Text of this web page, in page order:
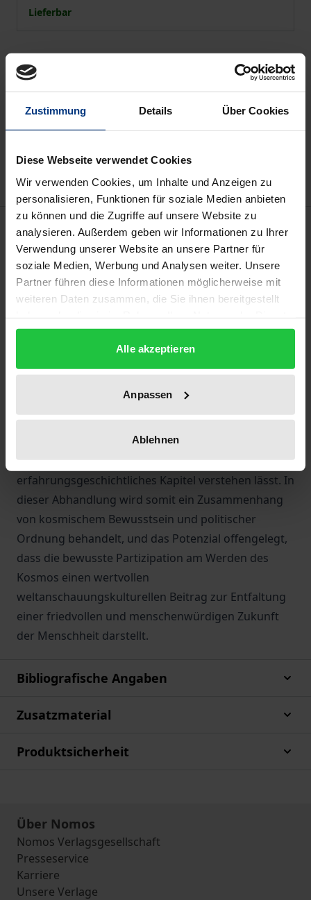
Zustimmung Details Über Cookies
Diese Webseite verwendet Cookies
Wir verwenden Cookies, um Inhalte und Anzeigen zu
personalisieren, Funktionen für soziale Medien anbieten
zu können und die Zugriffe auf unsere Website zu
analysieren. Außerdem geben wir Informationen zu Ihrer
Verwendung unserer Website an unsere Partner für
soziale Medien, Werbung und Analysen weiter. Unsere
Partner führen diese Informationen möglicherweise mit
weiteren Daten zusammen, die Sie ihnen bereitgestellt
gesammelt haben.
Alle akzeptieren
Anpassen
Ablehnen
Lieferbar
kann die MwSt. an der Kasse variieren.
In den Warenkorb
Hinweise zu Versandkosten
Beschreibung
Wie können wir den gegenwärtigen sozialen und
ökologischen Herausforderungen kulturell
begegnen, wie können wir ihnen entwachsen?
Anhand der theoretischen Perspektive der History
of Experience eröffnet sich ein erkenntnisreicher
Beispiel der Werke des Mathematikers und
Kosmologen Brian Swimme wird dargelegt,
inwiefern sich eine bewusste Partizipation am Sein
und Werden des Kosmos als neues
erfahrungsgeschichtliches Kapitel verstehen lässt. In
dieser Abhandlung wird somit ein Zusammenhang
von kosmischem Bewusstsein und politischer
Ordnung behandelt, und das Potenzial offengelegt,
dass die bewusste Partizipation am Werden des
Kosmos einen wertvollen
weltanschauungskulturellen Beitrag zur Entfaltung
einer friedvollen und menschenwürdigen Zukunft
der Menschheit darstellt.
Bibliografische Angaben
Zusatzmaterial
Produktsicherheit
Über Nomos
Nomos Verlagsgesellschaft
Presseservice
Karriere
Unsere Verlage